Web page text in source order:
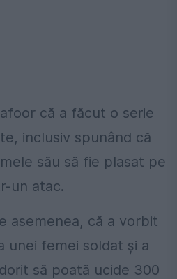
că a făcut o serie
inclusiv spunând că
său să fie plasat pe
un atac.
asemenea, că a vorbit
unei femei soldat și a
să poată ucide 300